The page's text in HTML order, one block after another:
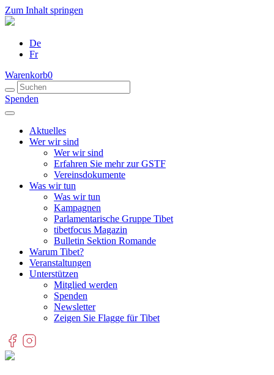
Zum Inhalt springen
De
Fr
Warenkorb0
Spenden
Aktuelles
Wer wir sind
Wer wir sind
Erfahren Sie mehr zur GSTF
Vereinsdokumente
Was wir tun
Was wir tun
Kampagnen
Parlamentarische Gruppe Tibet
tibetfocus Magazin
Bulletin Sektion Romande
Warum Tibet?
Veranstaltungen
Unterstützen
Mitglied werden
Spenden
Newsletter
Zeigen Sie Flagge für Tibet